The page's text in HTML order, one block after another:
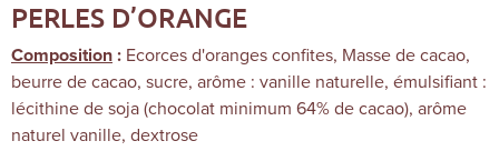
PERLES D’ORANGE
Composition : Ecorces d'oranges confites, Masse de cacao,
beurre de cacao, sucre, arôme : vanille naturelle, émulsifiant :
lécithine de soja (chocolat minimum 64% de cacao), arôme
naturel vanille, dextrose